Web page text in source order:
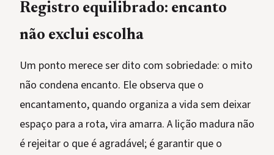
Registro equilibrado: encanto
não exclui escolha
Um ponto merece ser dito com sobriedade: o mito
não condena encanto. Ele observa que o
encantamento, quando organiza a vida sem deixar
espaço para a rota, vira amarra. A lição madura não
é rejeitar o que é agradável; é garantir que o